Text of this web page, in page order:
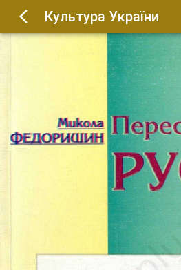
Культура України